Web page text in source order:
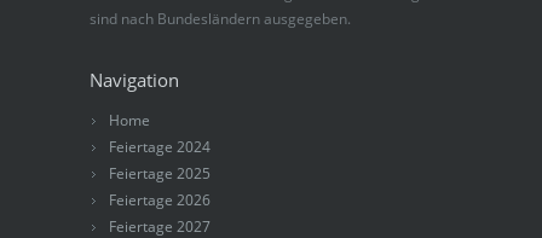
sind nach Bundesländern ausgegeben.
Navigation
Home
Feiertage 2024
Feiertage 2025
Feiertage 2026
Feiertage 2027